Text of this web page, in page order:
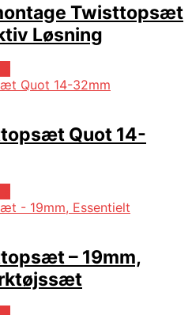
Twisttopsæt
Løsning
Quot 14-
– 19mm,